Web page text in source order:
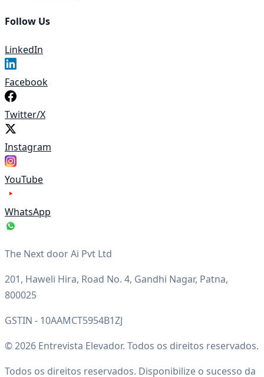
Follow Us
LinkedIn
Facebook
Twitter/X
Instagram
YouTube
WhatsApp
The Next door Ai Pvt Ltd
201, Haweli Hira, Road No. 4, Gandhi Nagar, Patna,
800025
GSTIN - 10AAMCT5954B1ZJ
© 2026 Entrevista Elevador. Todos os direitos reservados.
Todos os direitos reservados. Disponibilize o sucesso da